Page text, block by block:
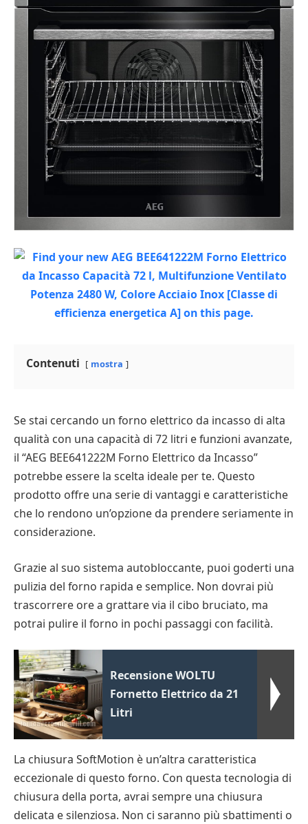
Contenuti mostra
Se stai cercando un forno elettrico da incasso di alta
qualità con una capacità di 72 litri e funzioni avanzate,
il “AEG BEE641222M Forno Elettrico da Incasso”
potrebbe essere la scelta ideale per te. Questo
prodotto offre una serie di vantaggi e caratteristiche
che lo rendono un’opzione da prendere seriamente in
considerazione.
Grazie al suo sistema autobloccante, puoi goderti una
pulizia del forno rapida e semplice. Non dovrai più
trascorrere ore a grattare via il cibo bruciato, ma
potrai pulire il forno in pochi passaggi con facilità.
Recensione WOLTU
Fornetto Elettrico da 21
Litri
La chiusura SoftMotion è un’altra caratteristica
eccezionale di questo forno. Con questa tecnologia di
chiusura della porta, avrai sempre una chiusura
delicata e silenziosa. Non ci saranno più sbattimenti o